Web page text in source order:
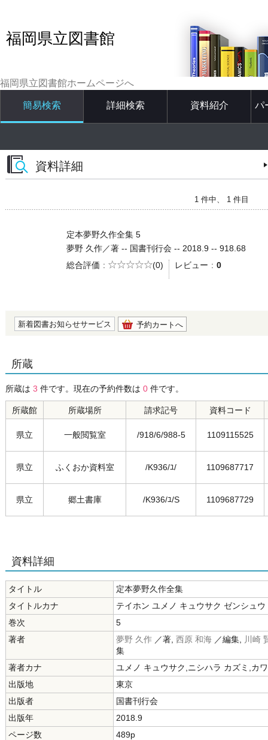
福岡県立図書館
福岡県立図書館ホームページへ
簡易検索 詳細検索 資料紹介 パ
資料詳細
1 件中、 1 件目
定本夢野久作全集 5
夢野 久作／著 -- 国書刊行会 -- 2018.9 -- 918.68
総合評価
5段階評価
(0) レビュー 0
新着図書お知らせサービス 予約カートへ
所蔵
所蔵は 3 件です。現在の予約件数は 0 件です。
所蔵館 所蔵場所 請求記号 資料コード
県立 一般閲覧室 /918/6/988-5 1109115525
県立 ふくおか資料室 /K936/ﾕ/ 1109687717
県立 郷土書庫 /K936/ﾕ/S 1109687729
資料詳細
タイトル
定本夢野久作全集
タイトルカナ
テイホン ユメノ キュウサク ゼンシュウ
巻次
5
著者
夢野 久作 ／著, 西原 和海 ／編集,
川崎
集
著者カナ
ユメノ キュウサク,ニシハラ カズミ,カ
出版地
東京
出版者
国書刊行会
出版年
2018.9
ページ数
489p